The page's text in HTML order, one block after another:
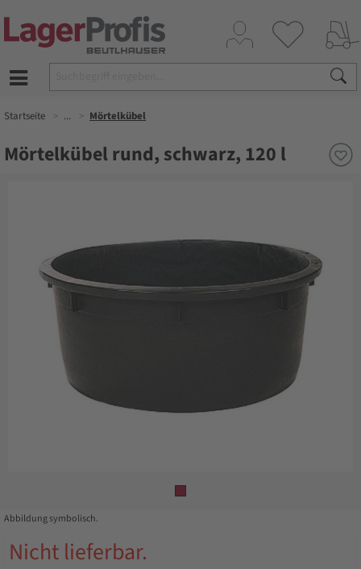
Startseite ... Mörtelkübel
Mörtelkübel rund, schwarz, 120 l
Abbildung symbolisch.
Nicht lieferbar.